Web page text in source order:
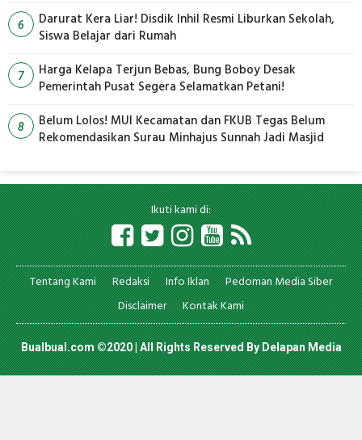
6
Darurat Kera Liar! Disdik Inhil Resmi Liburkan Sekolah,
Siswa Belajar dari Rumah
7
Harga Kelapa Terjun Bebas, Bung Boboy Desak
Pemerintah Pusat Segera Selamatkan Petani!
8
Belum Lolos! MUI Kecamatan dan FKUB Tegas Belum
Rekomendasikan Surau Minhajus Sunnah Jadi Masjid
Ikuti kami di:
Tentang Kami Redaksi Info Iklan
Pedoman Media Siber
Disclaimer
Kontak Kami
Bualbual.com ©2020 | All Rights Reserved ByDelapan Media